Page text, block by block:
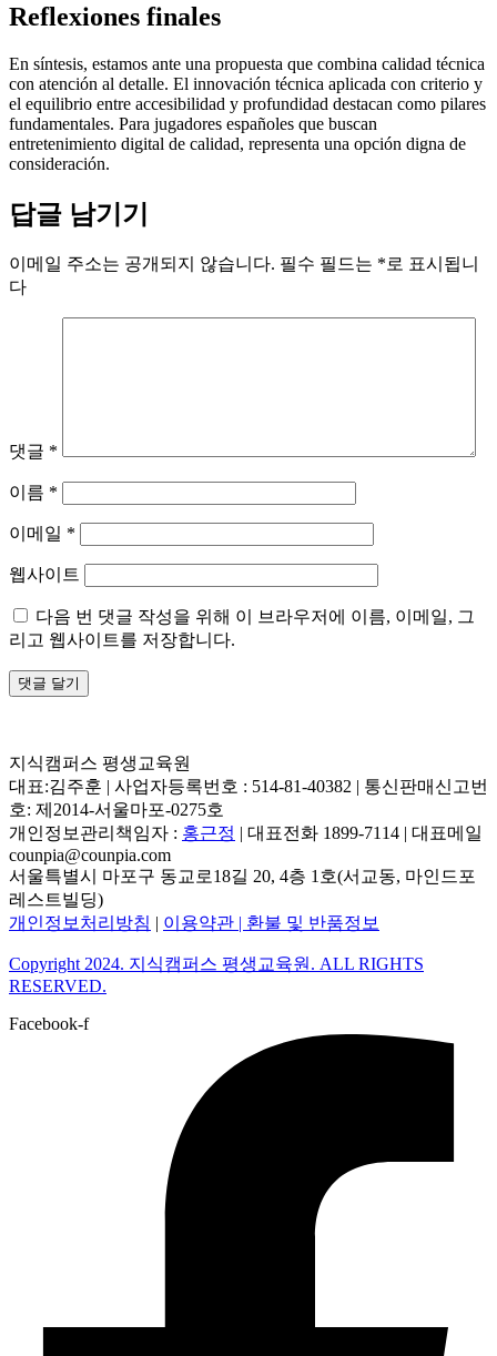
Reflexiones finales
En síntesis, estamos ante una propuesta que combina calidad técnica
con atención al detalle. El innovación técnica aplicada con criterio y
el equilibrio entre accesibilidad y profundidad destacan como pilares
fundamentales. Para jugadores españoles que buscan
entretenimiento digital de calidad, representa una opción digna de
consideración.
답글 남기기
이메일 주소는 공개되지 않습니다. 필수 필드는 *로 표시됩니
다
댓글 *
이름 *
이메일 *
웹사이트
다음 번 댓글 작성을 위해 이 브라우저에 이름, 이메일, 그
리고 웹사이트를 저장합니다.
지식캠퍼스 평생교육원
대표:김주훈 | 사업자등록번호 : 514-81-40382 | 통신판매신고번
호: 제2014-서울마포-0275호
개인정보관리책임자 : 홍근정
| 대표전화 1899-7114 | 대표메일
counpia@counpia.com
서울특별시 마포구 동교로18길 20, 4층 1호(서교동, 마인드포
레스트빌딩)
개인정보처리방침
이용약관 | 환불 및 반품정보
Copyright 2024. 지식캠퍼스 평생교육원. ALL RIGHTS
RESERVED.
Facebook-f